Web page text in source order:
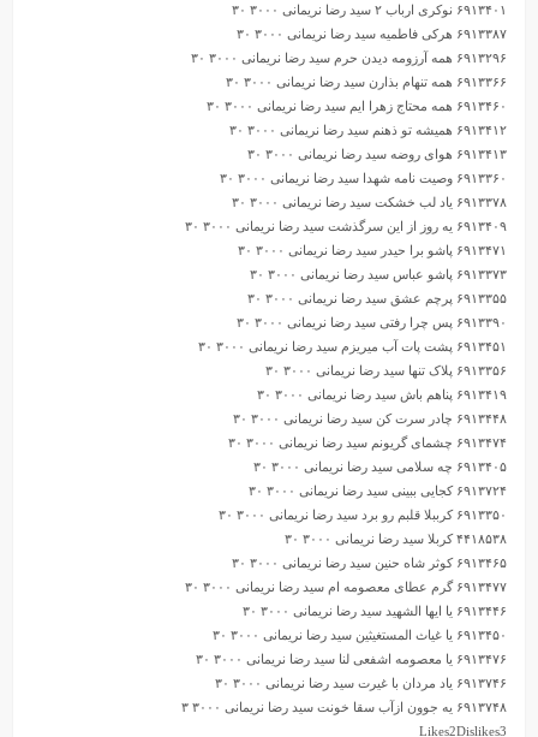
۶۹۱۳۴۰۱ نوکری ارباب ۲ سید رضا نریمانی ۳۰۰۰ ۳۰
۶۹۱۳۳۸۷ هرکی فاطمیه سید رضا نریمانی ۳۰۰۰ ۳۰
۶۹۱۳۲۹۶ همه آرزومه دیدن حرم سید رضا نریمانی ۳۰۰۰ ۳۰
۶۹۱۳۳۶۶ همه تنهام بذارن سید رضا نریمانی ۳۰۰۰ ۳۰
۶۹۱۳۴۶۰ همه محتاج زهرا ایم سید رضا نریمانی ۳۰۰۰ ۳۰
۶۹۱۳۴۱۲ همیشه تو ذهنم سید رضا نریمانی ۳۰۰۰ ۳۰
۶۹۱۳۴۱۳ هوای روضه سید رضا نریمانی ۳۰۰۰ ۳۰
۶۹۱۳۳۶۰ وصیت نامه شهدا سید رضا نریمانی ۳۰۰۰ ۳۰
۶۹۱۳۳۷۸ یاد لب خشکت سید رضا نریمانی ۳۰۰۰ ۳۰
۶۹۱۳۴۰۹ یه روز از این سرگذشت سید رضا نریمانی ۳۰۰۰ ۳۰
۶۹۱۳۴۷۱ پاشو برا حیدر سید رضا نریمانی ۳۰۰۰ ۳۰
۶۹۱۳۳۷۳ پاشو عباس سید رضا نریمانی ۳۰۰۰ ۳۰
۶۹۱۳۳۵۵ پرچم عشق سید رضا نریمانی ۳۰۰۰ ۳۰
۶۹۱۳۳۹۰ پس چرا رفتی سید رضا نریمانی ۳۰۰۰ ۳۰
۶۹۱۳۴۵۱ پشت پات آب میریزم سید رضا نریمانی ۳۰۰۰ ۳۰
۶۹۱۳۳۵۶ پلاک تنها سید رضا نریمانی ۳۰۰۰ ۳۰
۶۹۱۳۴۱۹ پناهم باش سید رضا نریمانی ۳۰۰۰ ۳۰
۶۹۱۳۴۴۸ چادر سرت کن سید رضا نریمانی ۳۰۰۰ ۳۰
۶۹۱۳۴۷۴ چشمای گریونم سید رضا نریمانی ۳۰۰۰ ۳۰
۶۹۱۳۴۰۵ چه سلامی سید رضا نریمانی ۳۰۰۰ ۳۰
۶۹۱۳۷۲۴ کجایی ببینی سید رضا نریمانی ۳۰۰۰ ۳۰
۶۹۱۳۳۵۰ کرببلا قلبم رو برد سید رضا نریمانی ۳۰۰۰ ۳۰
۴۴۱۸۵۳۸ کربلا سید رضا نریمانی ۳۰۰۰ ۳۰
۶۹۱۳۴۶۵ کوثر شاه حنین سید رضا نریمانی ۳۰۰۰ ۳۰
۶۹۱۳۴۷۷ گرم عطای معصومه ام سید رضا نریمانی ۳۰۰۰ ۳۰
۶۹۱۳۴۴۶ یا ایها الشهید سید رضا نریمانی ۳۰۰۰ ۳۰
۶۹۱۳۴۵۰ یا غیاث المستغیثین سید رضا نریمانی ۳۰۰۰ ۳۰
۶۹۱۳۴۷۶ یا معصومه اشفعی لنا سید رضا نریمانی ۳۰۰۰ ۳۰
۶۹۱۳۷۴۶ یاد مردان با غیرت سید رضا نریمانی ۳۰۰۰ ۳۰
۶۹۱۳۷۴۸ یه جوون ازآب سقا خونت سید رضا نریمانی ۳۰۰۰ ۳
Likes2Dislikes3